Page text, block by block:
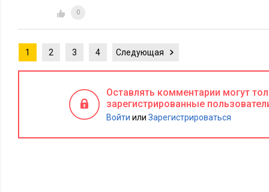
0
1 2 3 4 Следующая
Оставлять комментарии могут
зарегистрированные
Войти или Зарегистрироваться